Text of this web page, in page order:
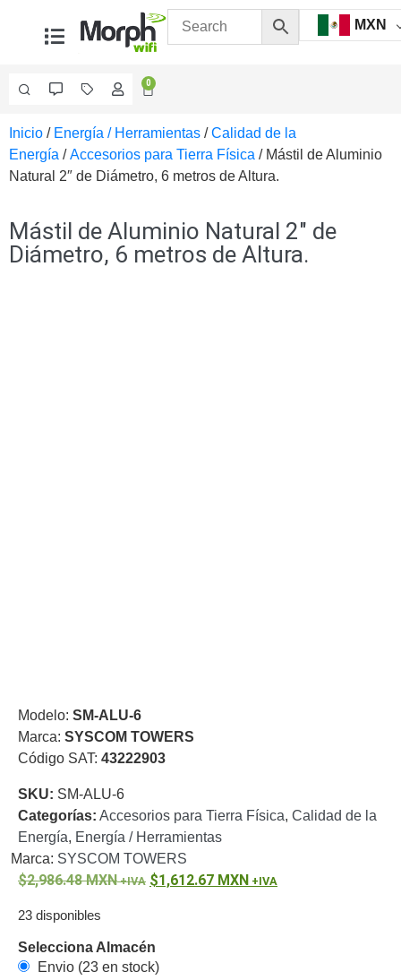
MXN
0
Videovigilancia
Accesorios
Generales
Ethernet y
FibraAccesorios
para
VGA,
DVILentesMicrófonosMontajes
y Brackets
CámarasPartes
o
Refacciones Probadores
de
Video Transceptores
de Video
Conectores
Adaptador
Inicio / Energía / Herramientas /Calidad de la
Energía /Accesorios para Tierra Física / Mástil de Aluminio
Natural 2″ de Diámetro, 6 metros de Altura.
Mástil de Aluminio Natural 2″ de
Diámetro, 6 metros de Altura.
Modelo: SM-ALU-6
Marca: SYSCOM TOWERS
Código SAT: 43222903
SKU: SM-ALU-6
Categorías: Accesorios para Tierra Física, Calidad de la
Energía, Energía / Herramientas
Marca: SYSCOM TOWERS
2,986.48MXN 1,612.67 MXN
23 disponibles
Selecciona Almacén
Envio (23 en stock)